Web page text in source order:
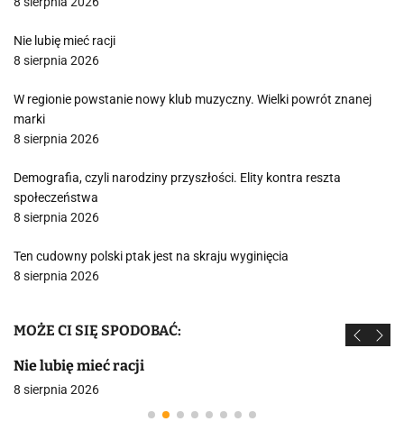
Nie lubię mieć racji
8 sierpnia 2026
W regionie powstanie nowy klub muzyczny. Wielki powrót znanej
marki
8 sierpnia 2026
Demografia, czyli narodziny przyszłości. Elity kontra reszta
społeczeństwa
8 sierpnia 2026
Ten cudowny polski ptak jest na skraju wyginięcia
8 sierpnia 2026
MOŻE CI SIĘ SPODOBAĆ:
Nie lubię mieć racji
8 sierpnia 2026